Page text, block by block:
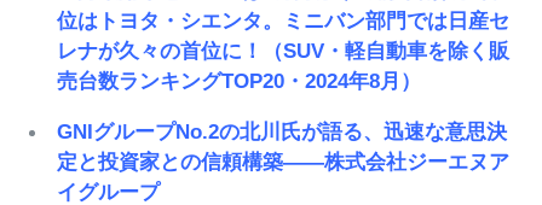
位はトヨタ・シエンタ。ミニバン部門では日産セ
レナが久々の首位に！（SUV・軽自動車を除く販
売台数ランキングTOP20・2024年8月）
GNIグループNo.2の北川氏が語る、迅速な意思決
定と投資家との信頼構築——株式会社ジーエヌア
イグループ